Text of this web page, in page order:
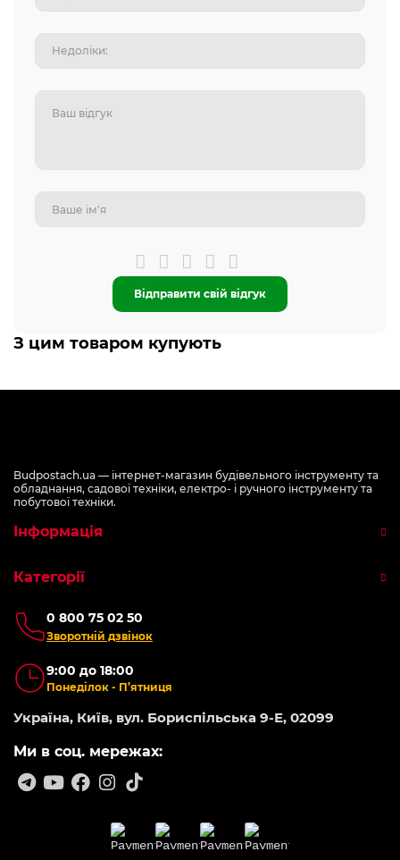
Відправити свій відгук
З цим товаром купують
Budpostach.ua — інтернет-магазин будівельного інструменту та
обладнання, садової техніки, електро- і ручного інструменту та
побутової техніки.
0 800 75 02 50
Зворотній дзвінок
9:00 до 18:00
Понеділок - П’ятниця
Україна, Київ, вул. Бориспільська 9-Е, 02099
Ми в соц. мережах:
Інформація
Категорії